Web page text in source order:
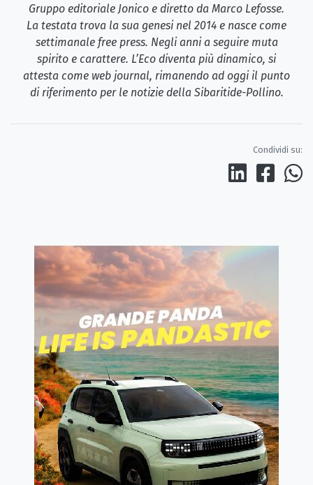
Gruppo editoriale Jonico e diretto da Marco Lefosse.
La testata trova la sua genesi nel 2014 e nasce come
settimanale free press. Negli anni a seguire muta
spirito e carattere. L’Eco diventa più dinamico, si
attesta come web journal, rimanendo ad oggi il punto
di riferimento per le notizie della Sibaritide-Pollino.
Condividi su: